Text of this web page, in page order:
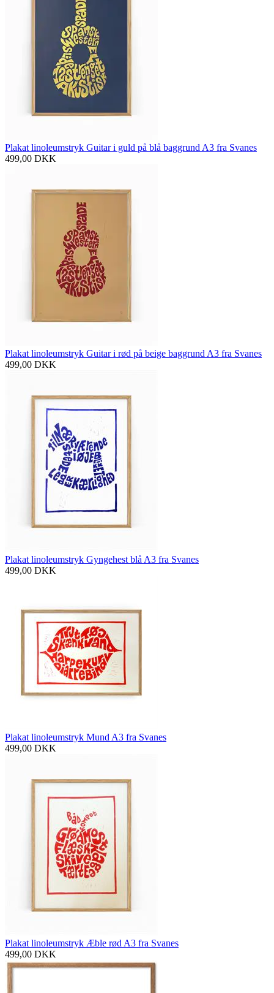
Plakat linoleumstryk Guitar i guld på blå baggrund A3 fra Svanes
499,00 DKK
Plakat linoleumstryk Guitar i rød på beige baggrund A3 fra Svanes
499,00 DKK
Plakat linoleumstryk Gyngehest blå A3 fra Svanes
499,00 DKK
Plakat linoleumstryk Mund A3 fra Svanes
499,00 DKK
Plakat linoleumstryk Æble rød A3 fra Svanes
499,00 DKK